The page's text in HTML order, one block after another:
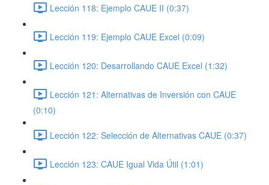
Lección 118: Ejemplo CAUE II (0:37)
Lección 119: Ejemplo CAUE Excel (0:09)
Lección 120: Desarrollando CAUE Excel (1:32)
Lección 121: Alternativas de Inversión con CAUE
(0:10)
Lección 122: Selección de Alternativas CAUE (0:37)
Lección 123: CAUE Igual Vida Útil (1:01)